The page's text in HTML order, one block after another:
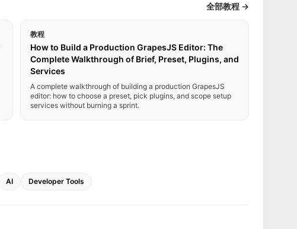
全部教程 →
教程
How to Build a Production GrapesJS Editor: The
Complete Walkthrough of Brief, Preset, Plugins, and
Services
A complete walkthrough of building a production GrapesJS
editor: how to choose a preset, pick plugins, and scope setup
services without burning a sprint.
AI Developer Tools